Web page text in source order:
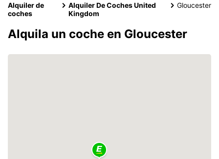
Alquiler de
coches
Alquiler De Coches United
Kingdom
Gloucester
Alquila un coche en Gloucester